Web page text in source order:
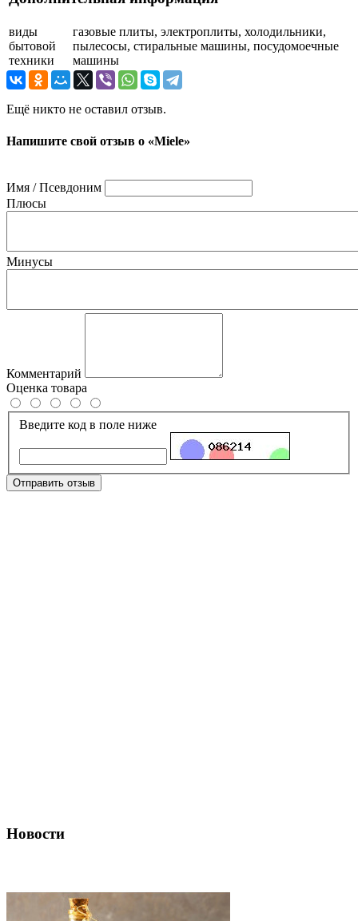
виды
бытовой
техники
газовые плиты, электроплиты, холодильники,
пылесосы, стиральные машины, посудомоечные
машины
Ещё никто не оставил отзыв.
Напишите свой отзыв о «Miele»
Имя / Псевдоним
Плюсы
Минусы
Комментарий
Оценка товара
Введите код в поле ниже
Отправить отзыв
Новости